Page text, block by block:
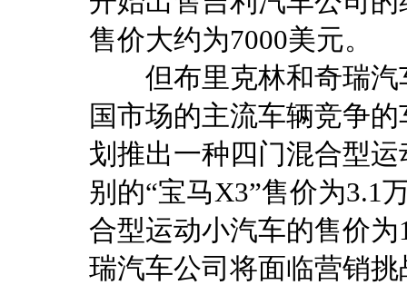
售价大约为7000美元。
但布里克林和奇瑞汽
国市场的主流车辆竞争
划推出一种四门混合型
别的“宝马X3”售价为3.1
合型运动小汽车的售价
瑞汽车公司将面临营销